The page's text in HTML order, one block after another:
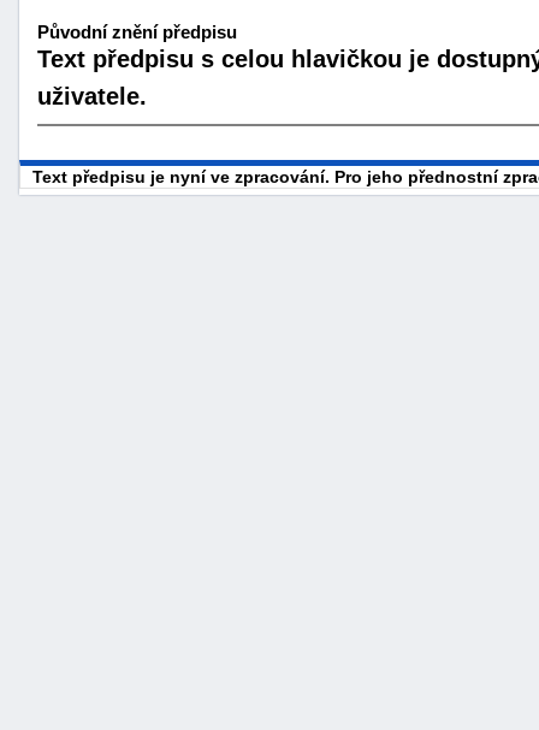
Původní znění předpisu
Text předpisu s celou hlavičkou je
uživatele.
Text předpisu je nyní ve zpracování. Pro jeho přednostní